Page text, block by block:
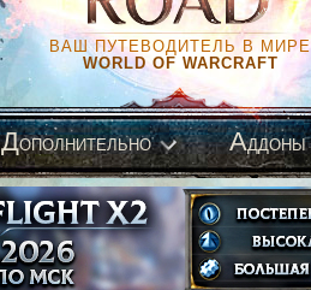
ВАШ ПУТЕВОДИТЕЛЬ В МИРЕ
WORLD OF WARCRAFT
Дополнительно Аддоны